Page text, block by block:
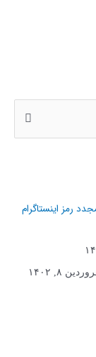
رمز اینستاگرام
۸, ۱۴۰۲